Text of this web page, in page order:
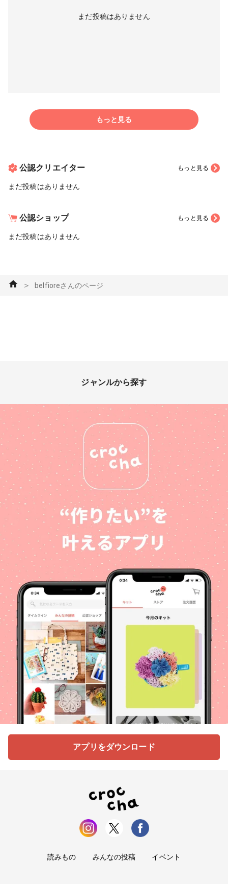
まだ投稿はありません
もっと見る
公認クリエイター もっと見る
まだ投稿はありません
公認ショップ もっと見る
まだ投稿はありません
＞ belfioreさんのページ
ジャンルから探す
アプリをダウンロード
読みもの みんなの投稿 イベント